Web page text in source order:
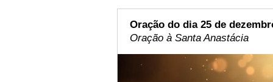
Oração do dia 25 de
Oração à Santa Anastácia